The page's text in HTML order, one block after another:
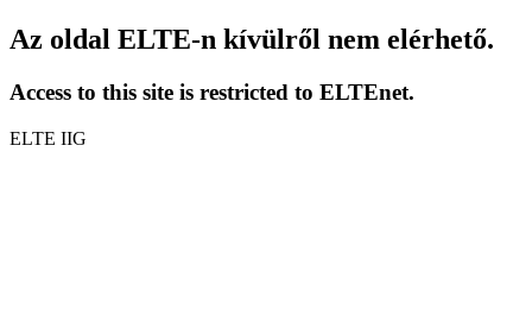
Az oldal ELTE-n kívülről nem elérhető.
Access to this site is restricted to ELTEnet.
ELTE IIG